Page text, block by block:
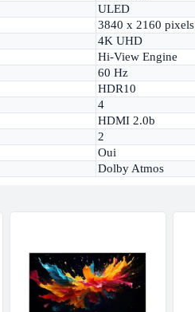
ULED
3840 x 2160 pixels
4K UHD
Hi-View Engine
60 Hz
HDR10
4
HDMI 2.0b
2
Oui
Dolby Atmos